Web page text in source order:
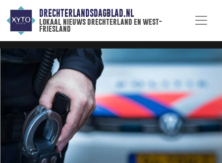
DRECHTERLANDSDAGBLAD.NL
lokaal nieuws drechterland en west-
friesland